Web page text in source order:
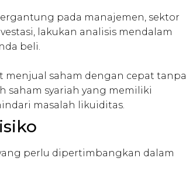
pada manajemen, sektor
lakukan analisis mendalam
beli.
menjual saham dengan cepat tanpa
saham syariah yang memiliki
masalah likuiditas.
perlu dipertimbangkan dalam